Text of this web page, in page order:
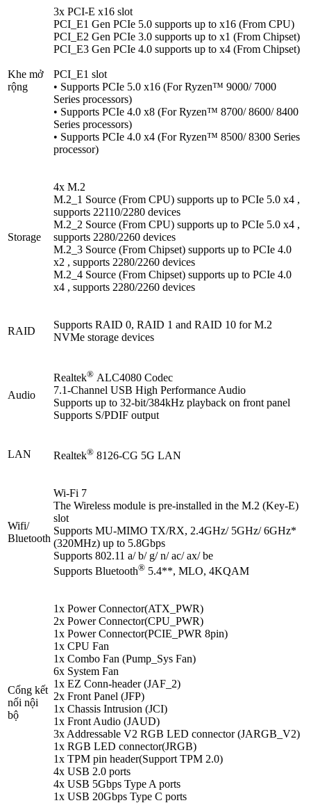
Khe mở
rộng
3x PCI-E x16 slot
PCI_E1 Gen PCIe 5.0 supports up to x16 (From CPU)
PCI_E2 Gen PCIe 3.0 supports up to x1 (From Chipset)
PCI_E3 Gen PCIe 4.0 supports up to x4 (From Chipset)
PCI_E1 slot
• Supports PCIe 5.0 x16 (For Ryzen™ 9000/ 7000
Series processors)
• Supports PCIe 4.0 x8 (For Ryzen™ 8700/ 8600/ 8400
Series processors)
• Supports PCIe 4.0 x4 (For Ryzen™ 8500/ 8300 Series
processor)
Storage
4x M.2
M.2_1 Source (From CPU) supports up to PCIe 5.0 x4 ,
supports 22110/2280 devices
M.2_2 Source (From CPU) supports up to PCIe 5.0 x4 ,
supports 2280/2260 devices
M.2_3 Source (From Chipset) supports up to PCIe 4.0
x2 , supports 2280/2260 devices
M.2_4 Source (From Chipset) supports up to PCIe 4.0
x4 , supports 2280/2260 devices
RAID
Supports RAID 0, RAID 1 and RAID 10 for M.2
NVMe storage devices
Audio
Realtek® ALC4080 Codec
7.1-Channel USB High Performance Audio
Supports up to 32-bit/384kHz playback on front panel
Supports S/PDIF output
LAN Realtek® 8126-CG 5G LAN
Wifi/
Bluetooth
Wi-Fi 7
The Wireless module is pre-installed in the M.2 (Key-E)
slot
Supports MU-MIMO TX/RX, 2.4GHz/ 5GHz/ 6GHz*
(320MHz) up to 5.8Gbps
Supports 802.11 a/ b/ g/ n/ ac/ ax/ be
Supports Bluetooth® 5.4**, MLO, 4KQAM
Cổng kết
nối nội
bộ
1x Power Connector(ATX_PWR)
2x Power Connector(CPU_PWR)
1x Power Connector(PCIE_PWR 8pin)
1x CPU Fan
1x Combo Fan (Pump_Sys Fan)
6x System Fan
1x EZ Conn-header (JAF_2)
2x Front Panel (JFP)
1x Chassis Intrusion (JCI)
1x Front Audio (JAUD)
3x Addressable V2 RGB LED connector (JARGB_V2)
1x RGB LED connector(JRGB)
1x TPM pin header(Support TPM 2.0)
4x USB 2.0 ports
4x USB 5Gbps Type A ports
1x USB 20Gbps Type C ports